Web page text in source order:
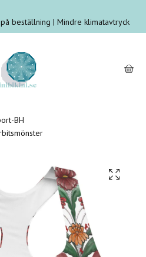
beställning | Mindre klimatavtryck
BH